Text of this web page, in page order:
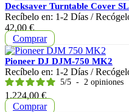
Decksaver Turntable Cover
Recíbelo en: 1-2 Días /
Precio
42,00 €
Comprar
Pioneer DJ DJM-750 MK2
Recíbelo en: 1-2 Días /
5/5 - 2 opiniones
Precio
1.224,00 €
Comprar